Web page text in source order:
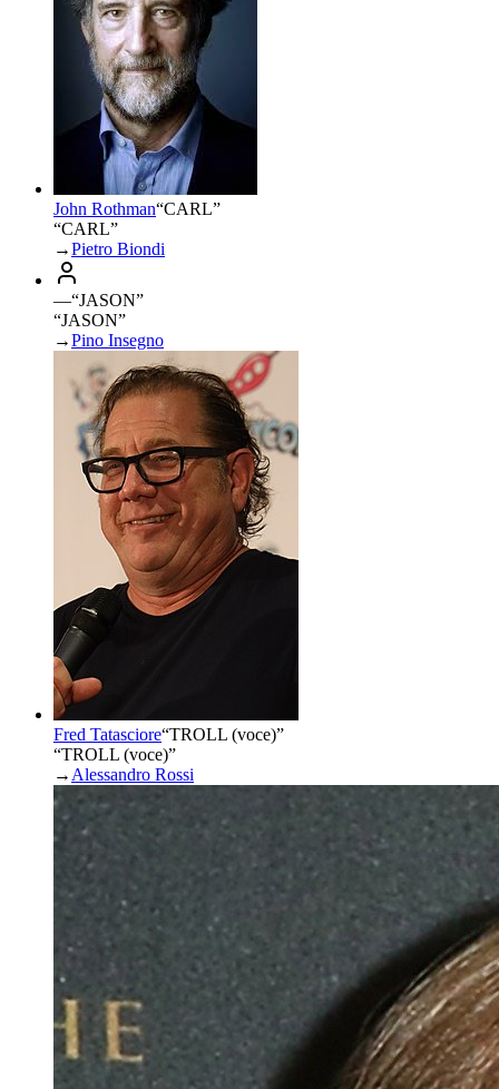
John Rothman“CARL”
“CARL”
→Pietro Biondi
—“JASON”
“JASON”
→Pino Insegno
Fred Tatasciore“TROLL (voce)”
“TROLL (voce)”
→ Alessandro Rossi